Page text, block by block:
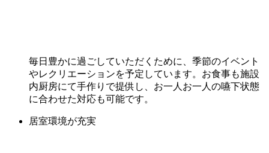
毎日豊かに過ごしていただくために、季節のイベント
やレクリエーションを予定しています。お食事も施設
内厨房にて手作りで提供し、お一人お一人の嚥下状態
に合わせた対応も可能です。
居室環境が充実